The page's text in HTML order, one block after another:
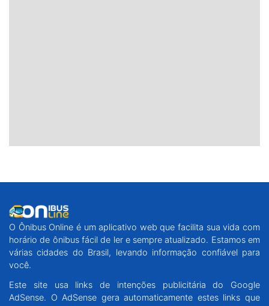
O Ônibus Online é um aplicativo web que facilita sua vida com
horário de ônibus fácil de ler e sempre atualizado. Estamos em
várias cidades do Brasil, levando informação confiável para
você.
Este site usa links de intenções publicitária do Google
AdSense. O AdSense gera automaticamente estes links que